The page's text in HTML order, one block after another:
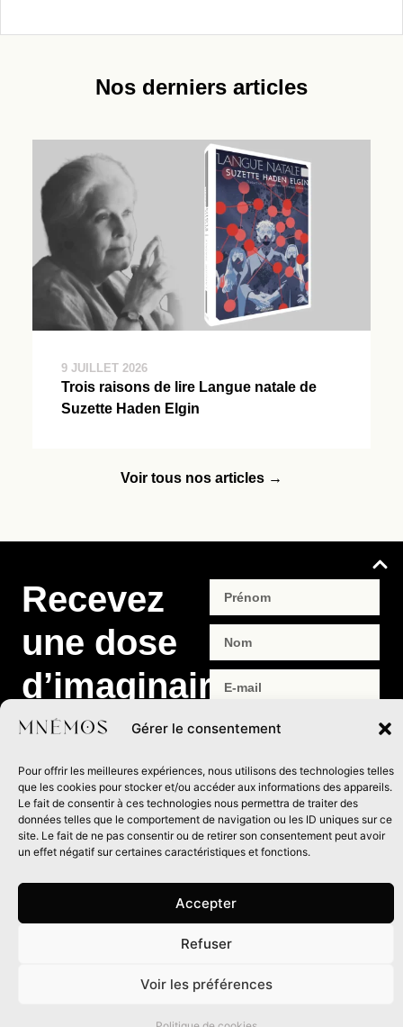
Gérer le consentement
Pour offrir les meilleures expériences, nous utilisons des technologies telles
que les cookies pour stocker et/ou accéder aux informations des appareils.
Le fait de consentir à ces technologies nous permettra de traiter des
données telles que le comportement de navigation ou les ID uniques sur ce
site. Le fait de ne pas consentir ou de retirer son consentement peut avoir
un effet négatif sur certaines caractéristiques et fonctions.
Accepter
Refuser
Voir les préférences
Nos derniers articles
9 JUILLET 2026
Trois raisons de lire Langue natale de
Suzette Haden Elgin
Voir tous nos articles →
Recevez
une dose
d’imaginaire
dans
votre
boîte mail
Rejoignez notre newsletter
événements à venir et
ENVOYER